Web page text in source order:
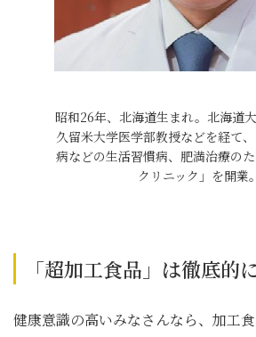
昭和26年、北海道生まれ。北海道大
久留米大学医学部教授などを経て
病などの生活習慣病、肥満治療の
クリニック」を開業。
「超加工食品」は徹底的
健康意識の高いみなさんなら、加工